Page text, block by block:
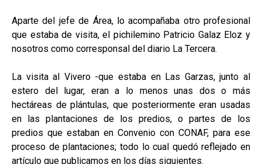
Aparte del jefe de Área, lo acompañaba otro profesional
que estaba de visita, el pichilemino Patricio Galaz Eloz y
nosotros como corresponsal del diario La Tercera.
La visita al Vivero -que estaba en Las Garzas, junto al
estero del lugar, eran a lo menos unas dos o más
hectáreas de plántulas, que posteriormente eran usadas
en las plantaciones de los predios, o partes de los
predios que estaban en Convenio con CONAF, para ese
proceso de plantaciones; todo lo cual quedó reflejado en
artículo que publicamos en los días siguientes.